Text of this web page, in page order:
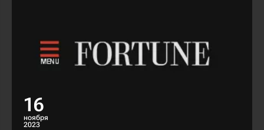
16
ноября
2023